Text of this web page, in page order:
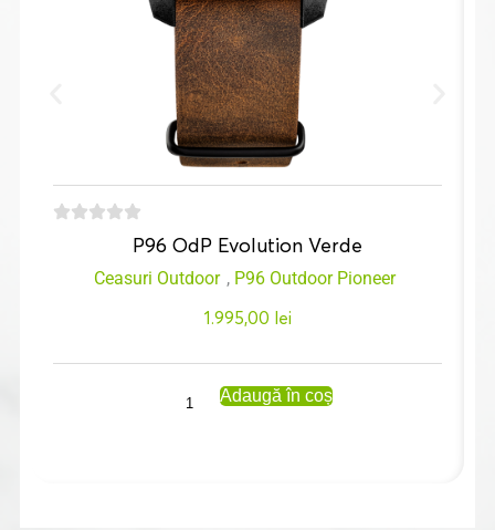
P96 OdP Evolution Verde
Ceasuri Outdoor , P96 Outdoor Pioneer
1.995,00 lei
Adaugă în coș